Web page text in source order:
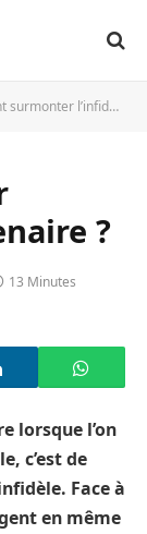
l’infidélité d’un partenaire ?
?
13 Minutes
lorsque l’on
c’est de
Face à
en même